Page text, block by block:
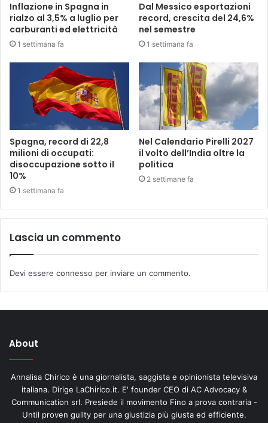
Inflazione in Spagna in
rialzo al 3,5% a luglio per
carburanti ed elettricità
1 settimana fa
Dal Messico esportazioni
record, crescita del 24,6%
nel semestre
1 settimana fa
Spagna, record di 22,8
milioni di occupati:
disoccupazione sotto il
10%
1 settimana fa
Nel Calendario Pirelli 2027
il volto dell’India oltre la
politica
2 settimane fa
Lascia un commento
Devi essere connesso per inviare un commento.
About
Annalisa Chirico è una giornalista, saggista e opinionista televisiva
italiana. Dirige LaChirico.it. E' founder CEO di AC Advocacy &
Communication srl. Presiede il movimento Fino a prova contraria -
Until proven guilty per una giustizia più giusta ed efficiente.